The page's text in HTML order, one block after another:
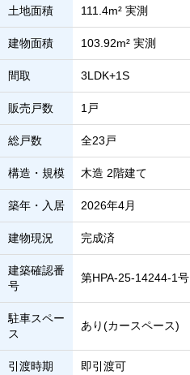
土地面積 111.4m² 実測
建物面積 103.92m² 実測
間取 3LDK+1S
販売戸数 1戸
総戸数 全23戸
構造・規模 木造 2階建て
築年・入居 2026年4月
建物現況 完成済
建築確認番
号
第HPA-25-14244-1号
駐車スペー
ス
あり(カースペース)
引渡時期 即引渡可